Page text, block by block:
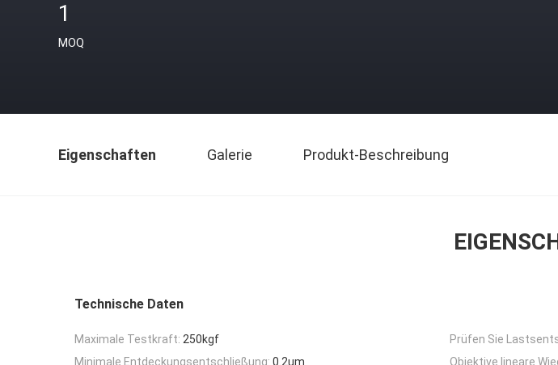
1
MOQ
Eigenschaften Galerie Produkt-Beschreibung
Technische Daten
Maximale Testkraft: 250kgf Prüfen Sie
Minimale Entdeckungsentschließung: 0.2um Objektive lineare